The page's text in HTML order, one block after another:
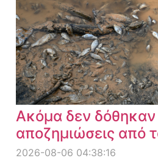
Ακόμα δεν δόθηκαν
αποζημιώσεις από
2026-08-06 04:38:16